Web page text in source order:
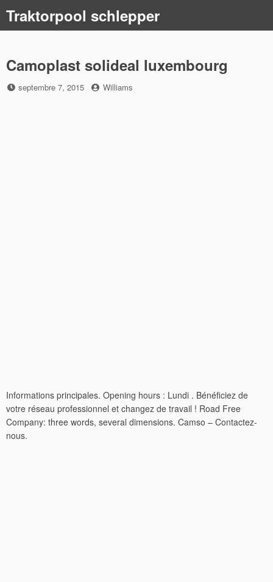
content
Traktorpool schlepper
Camoplast solideal luxembourg
Posted
septembre 7, 2015 by
Williams
Informations principales. Opening hours : Lundi . Bénéficiez de
votre réseau professionnel et changez de travail ! Road Free
Company: three words, several dimensions. Camso – Contactez-
nous.